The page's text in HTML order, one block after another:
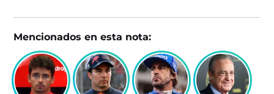
Mencionados en esta nota: